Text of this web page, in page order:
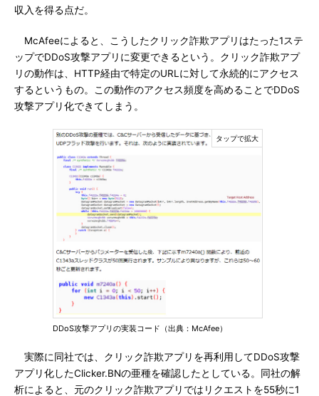
収入を得る点だ。
McAfeeによると、こうしたクリック詐欺アプリはたった1ステ
ップでDDoS攻撃アプリに変更できるという。クリック詐欺アプ
リの動作は、HTTP経由で特定のURLに対して永続的にアクセス
するというもの。この動作のアクセス頻度を高めることでDDoS
攻撃アプリ化できてしまう。
DDoS攻撃アプリの実装コード（出典：McAfee）
実際に同社では、クリック詐欺アプリを再利用してDDoS攻撃
アプリ化したClicker.BNの亜種を確認したとしている。同社の解
析によると、元のクリック詐欺アプリではリクエストを55秒に1